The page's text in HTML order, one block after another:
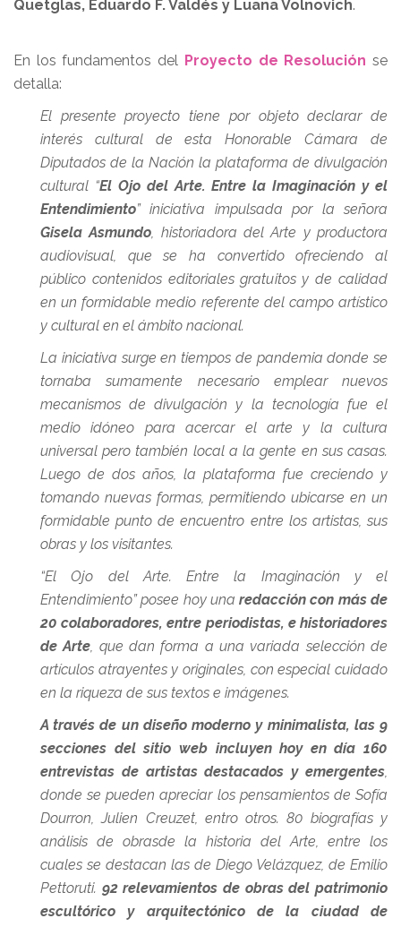
Quetglas, Eduardo F. Valdés y Luana Volnovich.
En los fundamentos del Proyecto de Resolución se
detalla:
El presente proyecto tiene por objeto declarar de
interés cultural de esta Honorable Cámara de
Diputados de la Nación la plataforma de divulgación
cultural “El Ojo del Arte. Entre la Imaginación y el
Entendimiento” iniciativa impulsada por la señora
Gisela Asmundo, historiadora del Arte y productora
audiovisual, que se ha convertido ofreciendo al
público contenidos editoriales gratuitos y de calidad
en un formidable medio referente del campo artístico
y cultural en el ámbito nacional.
La iniciativa surge en tiempos de pandemia donde se
tornaba sumamente necesario emplear nuevos
mecanismos de divulgación y la tecnología fue el
medio idóneo para acercar el arte y la cultura
universal pero también local a la gente en sus casas.
Luego de dos años, la plataforma fue creciendo y
tomando nuevas formas, permitiendo ubicarse en un
formidable punto de encuentro entre los artistas, sus
obras y los visitantes.
“El Ojo del Arte. Entre la Imaginación y el
Entendimiento” posee hoy unaredacción con más de
20 colaboradores, entre periodistas, e historiadores
de Arte, que dan forma a una variada selección de
artículos atrayentes y originales, con especial cuidado
en la riqueza de sus textos e imágenes.
A través de un diseño moderno y minimalista, las 9
secciones del sitio web incluyen hoy en día 160
entrevistas de artistas destacados y emergentes,
donde se pueden apreciar los pensamientos de Sofía
Dourron, Julien Creuzet, entro otros. 80 biografías y
análisis de obrasde la historia del Arte, entre los
cuales se destacan las de Diego Velázquez, de Emilio
Pettoruti. 92 relevamientos de obras del patrimonio
escultórico y arquitectónico de la ciudad de